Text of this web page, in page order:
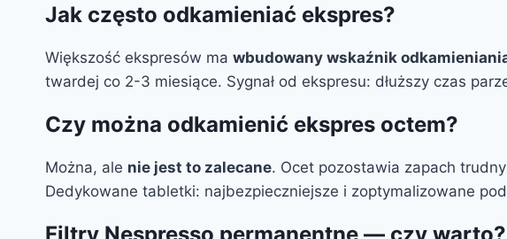
Jak często odkamieniać ekspres?
Większość ekspresów ma wbudowany wskaźnik
twardej co 2-3 miesiące. Sygnał od ekspresu: dłuższy czas
Czy można odkamienić ekspres octem?
Można, ale nie jest to zalecane. Ocet pozostawia zapach
Dedykowane tabletki: najbezpieczniejsze i zoptymalizowane
Filtry Nespresso permanentne — czy warto?